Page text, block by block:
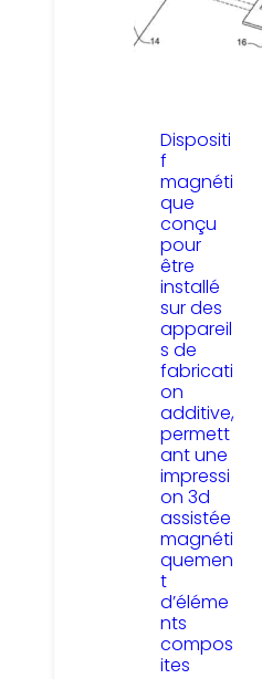
Dispositi
f
magnéti
que
conçu
pour
être
installé
sur des
appareil
s de
fabricati
on
additive,
permett
ant une
impressi
on 3d
assistée
magnéti
quemen
t
d’éléme
nts
compos
ites